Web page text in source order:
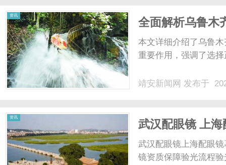
资讯
全面解析乌鲁木
本文详细介绍了乌鲁
重要作用，强调了选
靖安新闻网 发布于
资讯
武汉配眼镜 上海
武汉配眼镜上海配眼
镜资质保障验光流程